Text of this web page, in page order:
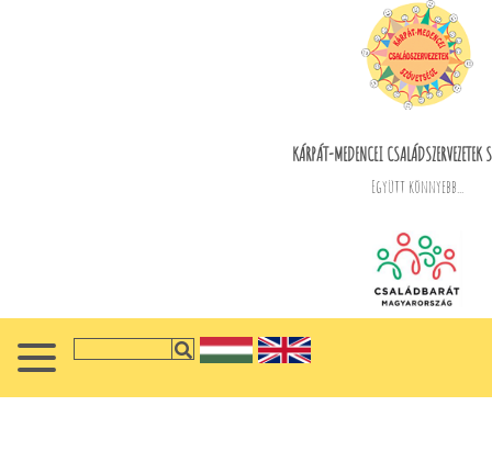
KÁRPÁT-MEDENCEI CSALÁDSZERVEZETEK
Együtt könnyebb...